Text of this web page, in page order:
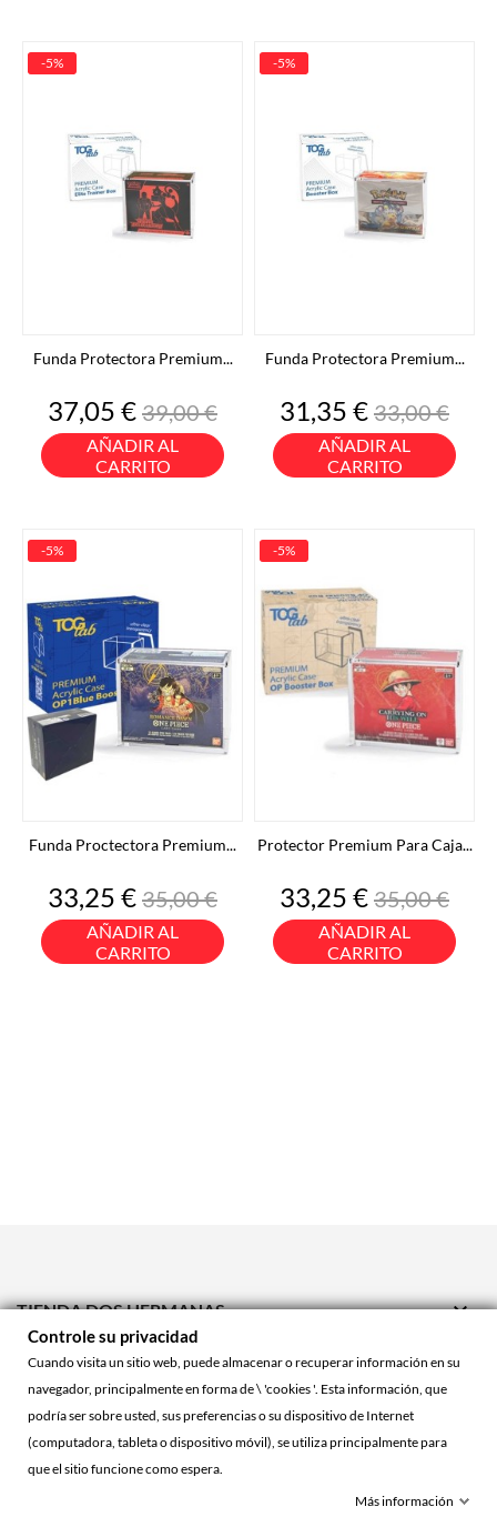
Funda Protectora Premium...
Precio
37,05 €Precio
base
39,00 €
AÑADIR AL
CARRITO
-5%
Funda Protectora Premium...
Precio
31,35 €Precio
base
33,00 €
AÑADIR AL
CARRITO
-5%
Funda Proctectora Premium...
Precio
33,25 €Precio
base
35,00 €
AÑADIR AL
CARRITO
-5%
Protector Premium Para Caja...
Precio
33,25 €Precio
base
35,00 €
AÑADIR AL
CARRITO
-5%
TIENDA DOS HERMANAS 
TIENDA ONLINE 
ACCOUNT
Controle su privacidad
Cuando visita un sitio web, puede almacenar o recuperar información en su
navegador, principalmente en forma de \ 'cookies '. Esta información, que
podría ser sobre usted, sus preferencias o su dispositivo de Internet
(computadora, tableta o dispositivo móvil), se utiliza principalmente para
que el sitio funcione como espera.
Más información